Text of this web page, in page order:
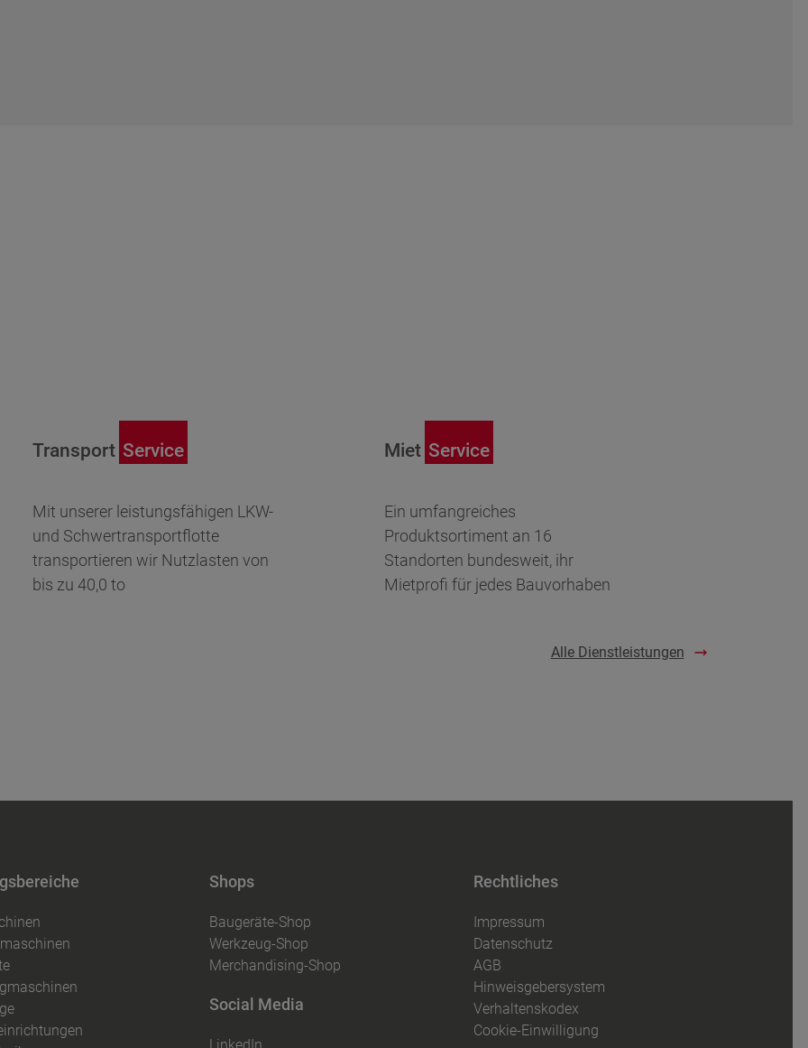
Transport Service
Mit unserer leistungs­fähigen LKW-
und Schwertransportflotte
transportieren wir Nutzlasten von
bis zu 40,0 to
Miet Service
Ein umfangreiches
Produktsortiment an 16
Standorten bundesweit, ihr
Mietprofi für jedes Bauvorhaben
Alle Dienstleistungen
Shops
Baugeräte-Shop
Werkzeug-Shop
Merchandising-Shop
Social Media
Rechtliches
Impressum
Datenschutz
AGB
Hinweisgebersystem
Verhaltenskodex
Cookie-Einwilligung